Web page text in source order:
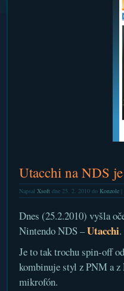
Utacchi na NDS
Napsal Xsoftdne 25. 2. 2010 do Konzole|
Dnes (25.2.2010) vyšla
Nintendo NDS –Utacchi.
Je to tak trochu spin-off
kombinuje styl z PNM a
mikrofón.